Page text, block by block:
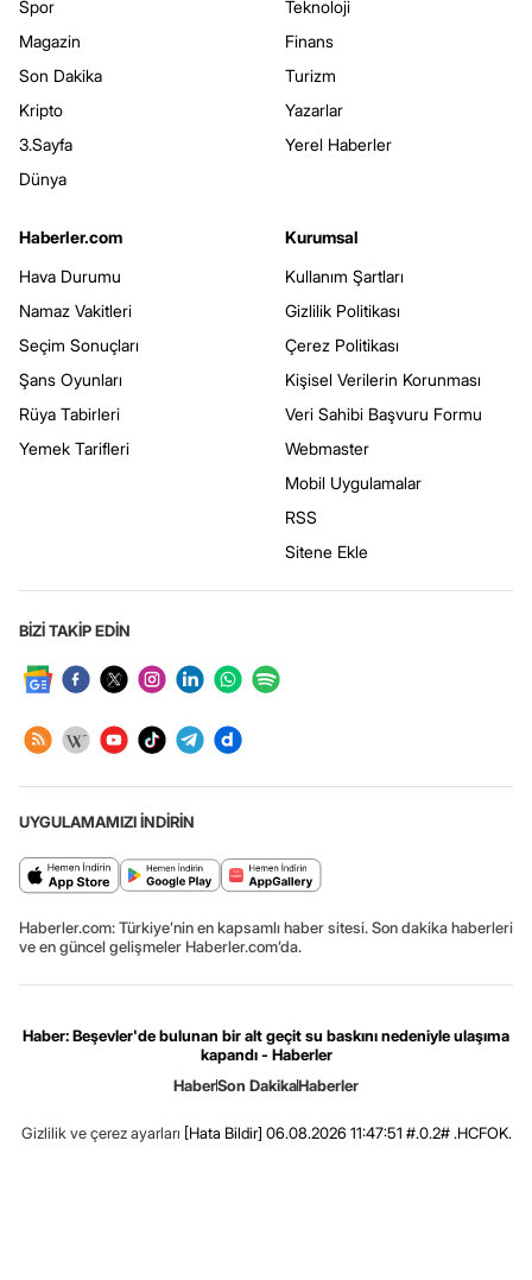
Spor
Magazin
Son Dakika
Kripto
3.Sayfa
Dünya
Teknoloji
Finans
Turizm
Yazarlar
Yerel Haberler
Haberler.com
Hava Durumu
Namaz Vakitleri
Seçim Sonuçları
Şans Oyunları
Rüya Tabirleri
Yemek Tarifleri
Kurumsal
Kullanım Şartları
Gizlilik Politikası
Çerez Politikası
Kişisel Verilerin Korunması
Veri Sahibi Başvuru Formu
Webmaster
Mobil Uygulamalar
RSS
Sitene Ekle
BİZİ TAKİP EDİN
UYGULAMAMIZI İNDİRİN
Haberler.com: Türkiye’nin en kapsamlı haber sitesi. Son dakika haberleri
ve en güncel gelişmeler Haberler.com’da.
Haber: Beşevler'de bulunan bir alt geçit su baskını nedeniyle ulaşıma
kapandı - Haberler
HaberSon DakikaHaberler
Gizlilik ve çerez ayarları [Hata Bildir] 06.08.2026 11:47:51 #.0.2# .HCFOK.